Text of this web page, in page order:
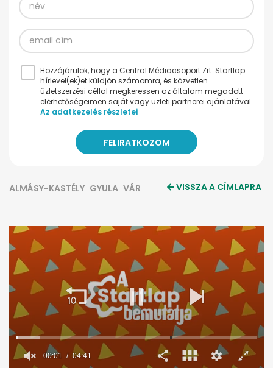
Hozzájárulok, hogy a Central Médiacsoport Zrt. Startlap
hírlevel(ek)et küldjön számomra, és közvetlen
üzletszerzési céllal megkeressen az általam megadott
elérhetőségeimen saját vagy üzleti partnerei ajánlatával.
Az adatkezelés részletei
ALMÁSY-KASTÉLY GYULA VÁR VISSZA A CÍMLAPRA
00:02 04:41